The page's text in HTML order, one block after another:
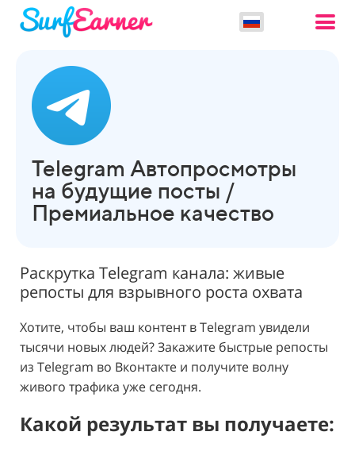
Telegram Автопросмотры
на будущие посты /
Премиальное качество
Раскрутка Telegram канала: живые
репосты для взрывного роста охвата
Хотите, чтобы ваш контент в Telegram увидели
тысячи новых людей? Закажите быстрые репосты
из Telegram во Вконтакте и получите волну
живого трафика уже сегодня.
Какой результат вы получаете: